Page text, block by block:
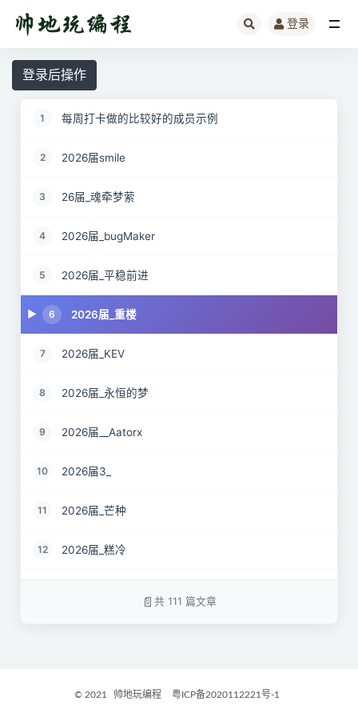
登录
登录后操作
1 每周打卡做的比较好的成员示例
2 2026届smile
3 26届_魂牵梦萦
4 2026届_bugMaker
5 2026届_平稳前进
6 2026届_重楼
7 2026届_KEV
8 2026届_永恒的梦
9 2026届__Aatorx
10 2026届3_
11 2026届_芒种
12 2026届_糕冷
共 111 篇文章
© 2021 帅地玩编程 粤ICP备2020112221号-1